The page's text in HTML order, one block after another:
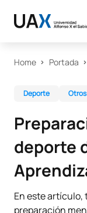
Home Portada
Deporte Otros
deporte
En este artículo,
preparación